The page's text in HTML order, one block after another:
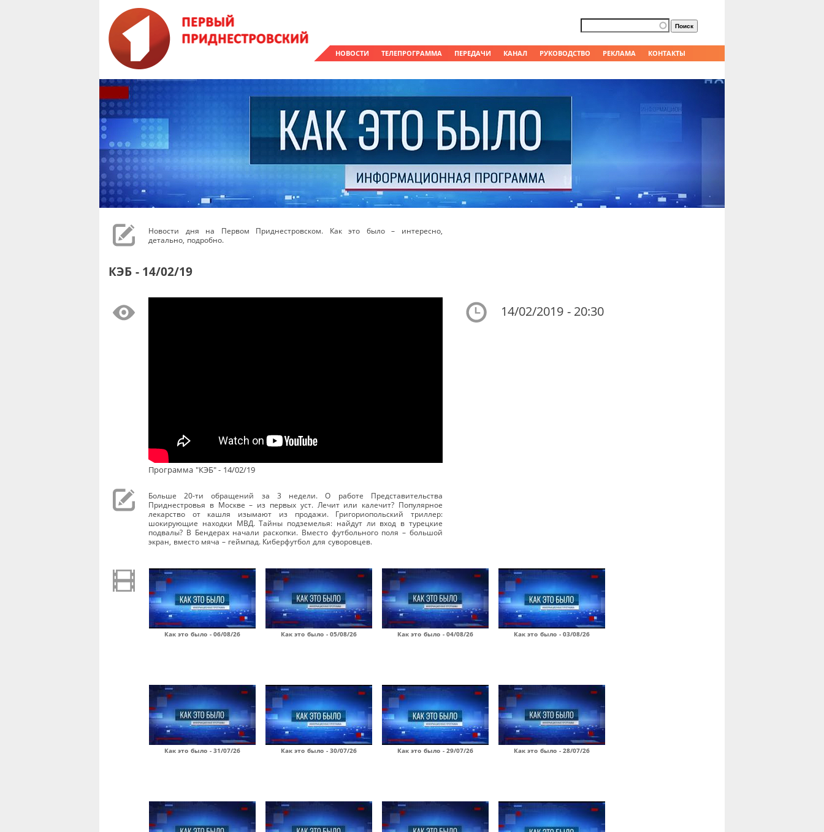
НОВОСТИ ТЕЛЕПРОГРАММА ПЕРЕДАЧИ КАНАЛ РУКОВОДСТВО РЕКЛАМА КОНТАКТЫ
Форма поиска
Поиск
Новости дня на Первом Приднестровском. Как это было – интересно,
детально, подробно.
КЭБ - 14/02/19
Программа "КЭБ" - 14/02/19
Больше 20-ти обращений за 3 недели. О работе Представительства
Приднестровья в Москве – из первых уст. Лечит или калечит? Популярное
лекарство от кашля изымают из продажи. Григориопольский триллер:
шокирующие находки МВД. Тайны подземелья: найдут ли вход в турецкие
подвалы? В Бендерах начали раскопки. Вместо футбольного поля – большой
экран, вместо мяча – геймпад. Киберфутбол для суворовцев.
14/02/2019 - 20:30
Как это было - 06/08/26 Как это было - 05/08/26 Как это было - 04/08/26 Как это было - 03/08/26
Как это было - 31/07/26 Как это было - 30/07/26 Как это было - 29/07/26 Как это было - 28/07/26